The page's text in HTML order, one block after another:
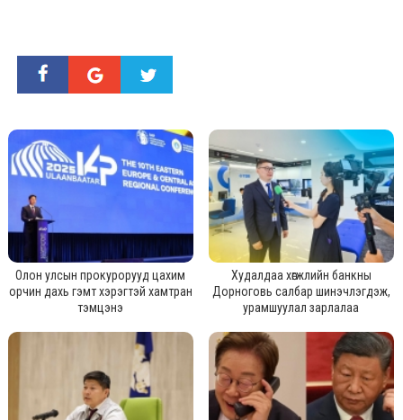
Олон улсын прокурорууд цахим
орчин дахь гэмт хэрэгтэй хамтран
тэмцэнэ
Худалдаа хөгжлийн банкны
Дорноговь салбар шинэчлэгдэж,
урамшуулал зарлалаа